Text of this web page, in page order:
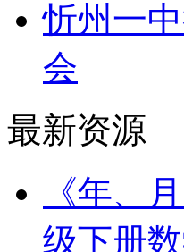
忻州一
会
最新资源
《年、
级下册